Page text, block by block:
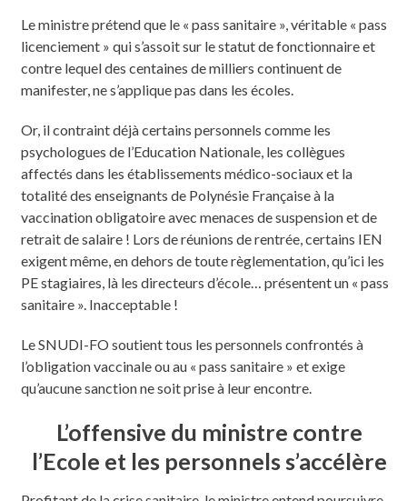
Le ministre prétend que le « pass sanitaire », véritable « pass
licenciement » qui s’assoit sur le statut de fonctionnaire et
contre lequel des centaines de milliers continuent de
manifester, ne s’applique pas dans les écoles.
Or, il contraint déjà certains personnels comme les
psychologues de l’Education Nationale, les collègues
affectés dans les établissements médico-sociaux et la
totalité des enseignants de Polynésie Française à la
vaccination obligatoire avec menaces de suspension et de
retrait de salaire ! Lors de réunions de rentrée, certains IEN
exigent même, en dehors de toute règlementation, qu’ici les
PE stagiaires, là les directeurs d’école… présentent un « pass
sanitaire ». Inacceptable !
Le SNUDI-FO soutient tous les personnels confrontés à
l’obligation vaccinale ou au « pass sanitaire » et exige
qu’aucune sanction ne soit prise à leur encontre.
L’offensive du ministre contre
l’Ecole et les personnels s’accélère